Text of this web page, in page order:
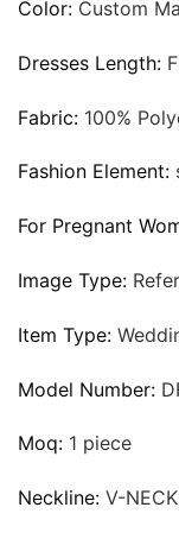
Color: Custom
Dresses Length:
Fabric: 100%
Fashion Element:
For Pregnant
Image Type:
Item Type:
Model Number:
Moq: 1 piece
Neckline: V-NECK